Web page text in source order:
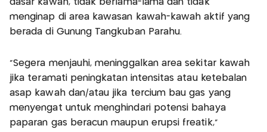
dasar kawah, tidak berlama-lama dan tidak
menginap di area kawasan kawah-kawah aktif yang
berada di Gunung Tangkuban Parahu.
“Segera menjauhi, meninggalkan area sekitar kawah
jika teramati peningkatan intensitas atau ketebalan
asap kawah dan/atau jika tercium bau gas yang
menyengat untuk menghindari potensi bahaya
paparan gas beracun maupun erupsi freatik,”